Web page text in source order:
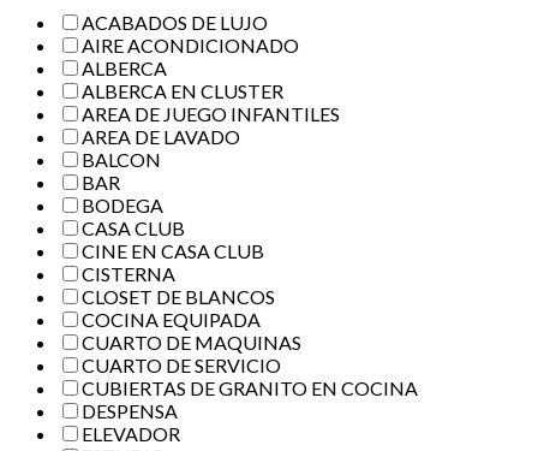
ACABADOS DE LUJO
AIRE ACONDICIONADO
ALBERCA
ALBERCA EN CLUSTER
AREA DE JUEGO INFANTILES
AREA DE LAVADO
BALCON
BAR
BODEGA
CASA CLUB
CINE EN CASA CLUB
CISTERNA
CLOSET DE BLANCOS
COCINA EQUIPADA
CUARTO DE MAQUINAS
CUARTO DE SERVICIO
CUBIERTAS DE GRANITO EN COCINA
DESPENSA
ELEVADOR